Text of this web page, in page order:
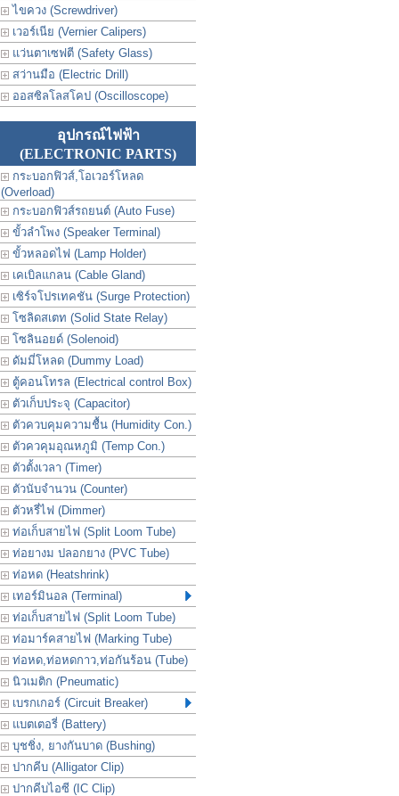
ไขควง (Screwdriver)
เวอร์เนีย (Vernier Calipers)
แว่นตาเซฟตี (Safety Glass)
สว่านมือ (Electric Drill)
ออสซิลโลสโคป (Oscilloscope)
อุปกรณ์ไฟฟ้า
(ELECTRONIC PARTS)
กระบอกฟิวส์,โอเวอร์โหลด
(Overload)
กระบอกฟิวส์รถยนต์ (Auto Fuse)
ขั้วลำโพง (Speaker Terminal)
ขั้วหลอดไฟ (Lamp Holder)
เคเบิลแกลน (Cable Gland)
เซิร์จโปรเทคชัน (Surge Protection)
โซลิดสเตท (Solid State Relay)
โซลินอยด์ (Solenoid)
ดัมมี่โหลด (Dummy Load)
ตู้คอนโทรล (Electrical control Box)
ตัวเก็บประจุ (Capacitor)
ตัวควบคุมความชื้น (Humidity Con.)
ตัวควคุมอุณหภูมิ (Temp Con.)
ตัวตั้งเวลา (Timer)
ตัวนับจำนวน (Counter)
ตัวหรี่ไฟ (Dimmer)
ท่อเก็บสายไฟ (Split Loom Tube)
ท่อยางม ปลอกยาง (PVC Tube)
ท่อหด (Heatshrink)
เทอร์มินอล (Terminal)
ท่อเก็บสายไฟ (Split Loom Tube)
ท่อมาร์คสายไฟ (Marking Tube)
ท่อหด,ท่อหดกาว,ท่อกันร้อน (Tube)
นิวเมติก (Pneumatic)
เบรกเกอร์ (Circuit Breaker)
แบตเตอรี่ (Battery)
บุชชิ่ง, ยางกันบาด (Bushing)
ปากคีบ (Alligator Clip)
ปากคีบไอซี (IC Clip)